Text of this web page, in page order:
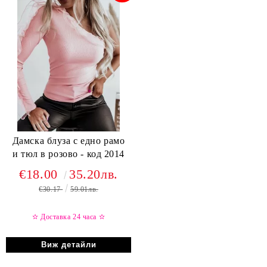
Дамска блуза с едно рамо
и тюл в розово - код 2014
€18.00 35.20лв.
€30.17 59.01лв.
✫ Доставка 24 часа ✫
Виж детайли